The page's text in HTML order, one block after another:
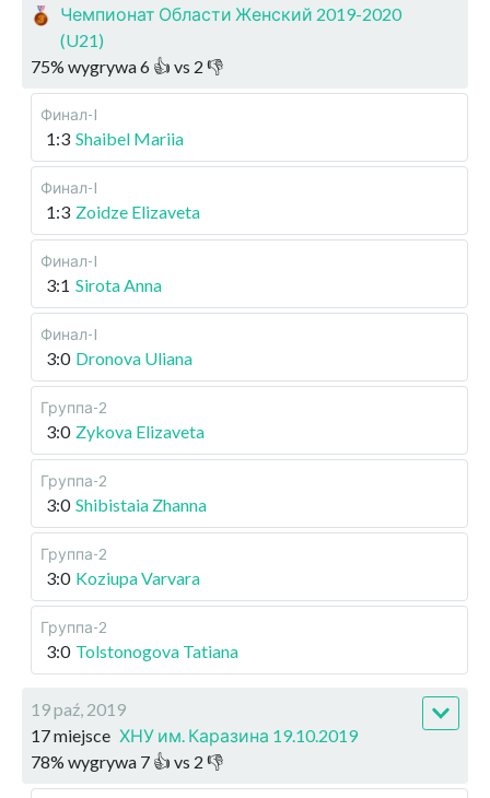
Чемпионат Области Женский 2019-2020
(U21)
75% wygrywa6 👍 vs 2 👎
Финал-I
1:3 Shaibel Mariia
Финал-I
1:3 Zoidze Elizaveta
Финал-I
3:1 Sirota Anna
Финал-I
3:0 Dronova Uliana
Группа-2
3:0 Zykova Elizaveta
Группа-2
3:0 Shibistaia Zhanna
Группа-2
3:0 Koziupa Varvara
Группа-2
3:0 Tolstonogova Tatiana
19 paź, 2019
17 miejsce ХНУ им. Каразина 19.10.2019
78% wygrywa 7 👍 vs 2 👎